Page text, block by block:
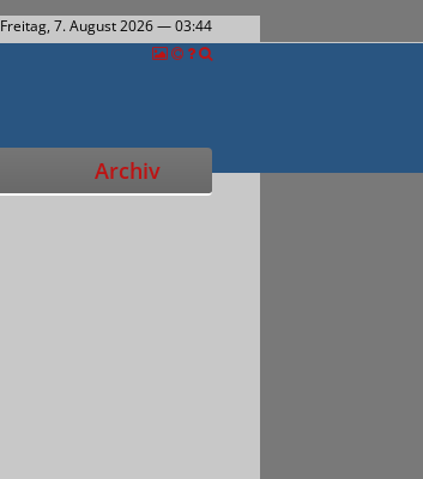
Freitag, 7. August 2026— 03:44
Archiv